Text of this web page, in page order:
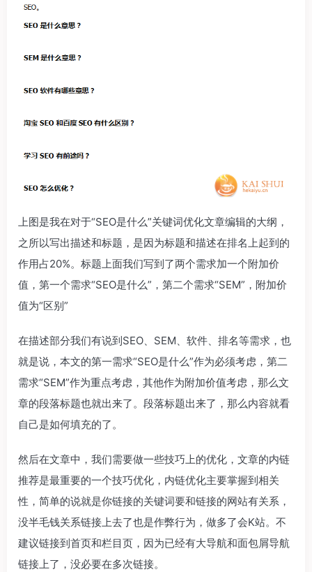
上图是我在对于“SEO是什么”关键词优化文章编辑的大纲，
之所以写出描述和标题，是因为标题和描述在排名上起到的
作用占20%。标题上面我们写到了两个需求加一个附加价
值，第一个需求“SEO是什么”，第二个需求“SEM”，附加价
值为“区别”
在描述部分我们有说到SEO、SEM、软件、排名等需求，也
就是说，本文的第一需求“SEO是什么”作为必须考虑，第二
需求“SEM”作为重点考虑，其他作为附加价值考虑，那么文
章的段落标题也就出来了。段落标题出来了，那么内容就看
自己是如何填充的了。
然后在文章中，我们需要做一些技巧上的优化，文章的内链
推荐是最重要的一个技巧优化，内链优化主要掌握到相关
性，简单的说就是你链接的关键词要和链接的网站有关系，
没半毛钱关系链接上去了也是作弊行为，做多了会K站。不
建议链接到首页和栏目页，因为已经有大导航和面包屑导航
链接上了，没必要在多次链接。